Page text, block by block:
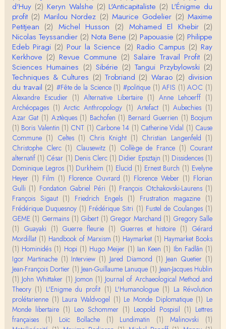
L'histoire des populations autochtones profite certai
nement de ces reconstitutions dont la visit…
Anonymous
Je viens de regarder une vidéo de Pascal Picq sur
"le blob" à l'instant. Mon premier r…
Yves Le Dantec
En effet, par "hiérarchie" j'entendais surtout ce que
tu entends dans ton second point…
Claude Julien
« Nous n’avons pas cessé, de toute évidence, d’êt
re ‘ethnocentriques’. Mais nous n’en sommes pas m
oi…
Christophe Darmangeat
Encore une fois, l'histoire de la hiérarchie ne me s
emble pas être le bon angle de discussion – …
Christophe Darmangeat
Évidemment, de toute façon c'est toujours de ma f
aute. ;-)
Damian
Merci de ta réponse ! Pour les pénis, c'est de cell
es qu'on écarte, car dans une société pat…
Yves Le Dantec
Affligeant, ce documentaire. Ca me fait me deman
der : est-ce que tenter de revoir l'histoire des…
Boudjemaa Sedira
d'Huy (2) Keryn Walshe (2) L'Anticapitaliste (2) L'Énigme du
profit (2) Marilou Nordez (2) Maurice Godelier (2) Maxime
Petitjean (2) Michel Husson (2) Mohamed El Khebir (2)
Nicolas Teyssandier (2) Nota Bene (2) Papouasie (2) Philippe
Edeb Piragi (2) Pour la Science (2) Radio Campus (2) Ray
Kerkhove (2) Revue Commune (2) Salaire Travail Profit (2)
Sciences Humaines (2) Sibérie (2) Tangui Przybylowski (2)
Techniques & Cultures (2) Trobriand (2) Warao (2) division
du travail (2) #Fête de la Science (1) #politique (1) AFIS (1) AOC (1)
Alexandre Escudier (1) Alternative Libertaire (1) Anne Lehoerff (1)
Archéopages (1) Arctic Anthropology (1) Artefact (1) Aubechies (1)
Azar Gat (1) Aztèques (1) Bachofen (1) Bernard Guerrien (1) Boojum
(1) Boris Valentin (1) CNT (1) Carbone 14 (1) Catherine Vidal (1) Cause
Commune (1) Celtes (1) Chris Knight (1) Christian Langenfeld (1)
Christophe Clerc (1) Clausewitz (1) Collège de France (1) Courant
alternatif (1) César (1) Denis Clerc (1) Didier Epsztajn (1) Dissidences (1)
Dominique Legros (1) Durkheim (1) Elucid (1) Ernest Burch (1) Evelyne
Heyer (1) Film (1) Florence Ouvrard (1) Florence Weber (1) Florian
Gulli (1) Fondation Gabriel Péri (1) François Otchakovski-Laurens (1)
François Sigaut (1) Friedrich Engels (1) Frustration magazine (1)
Frédérique Duquesnoy (1) Frédérique Sitri (1) Fustel de Coulanges (1)
GEME (1) Germains (1) Gibert (1) Gregor Marchand (1) Gregory Salle
(1) Guayaki (1) Guerre fleurie (1) Guerres et histoire (1) Gérard
Mordillat (1) Handbook of Marxism (1) Haymarket (1) Haymarket Books
(1) Hominidés (1) Hopi (1) Hugo Meijer (1) Ian Keen (1) Ibn Fadlân (1)
Igor Martinache (1) Interview (1) Jared Diamond (1) Jean Quetier (1)
Jean-François Dortier (1) Jean-Guillaume Lanuque (1) Jean-Jacques Hublin
(1) John Whittaker (1) Jomon (1) Journal of Archaeological Method and
Theory (1) L'Enigme du profit (1) L'Humanologue (1) La Révolution
prolétarienne (1) Laura Waldvogel (1) Le Monde Diplomatique (1) Le
Monde libertaire (1) Leo Schommer (1) Leopold Pospisil (1) Lettres
françaises
(1) Loïc Bollache (1) Lundimatin (1) Malinovski
(1)